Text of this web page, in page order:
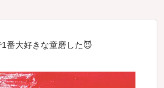
番大好きな童磨した😈